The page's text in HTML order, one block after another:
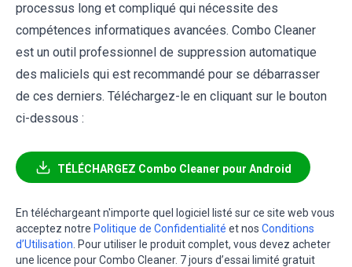
processus long et compliqué qui nécessite des
compétences informatiques avancées. Combo Cleaner
est un outil professionnel de suppression automatique
des maliciels qui est recommandé pour se débarrasser
de ces derniers. Téléchargez-le en cliquant sur le bouton
ci-dessous :
TÉLÉCHARGEZ Combo Cleaner pour Android
En téléchargeant n'importe quel logiciel listé sur ce site web vous
acceptez notre Politique de Confidentialité et nos Conditions
d’Utilisation . Pour utiliser le produit complet, vous devez acheter
une licence pour Combo Cleaner. 7 jours d’essai limité gratuit